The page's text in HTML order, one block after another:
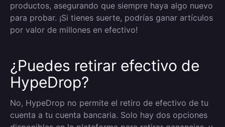
productos, asegurando que siempre haya algo nuevo
para probar. ¡Si tienes suerte, podrías ganar artículos
por valor de millones en efectivo!
¿Puedes retirar efectivo de
HypeDrop?
No, HypeDrop no permite el retiro de efectivo de tu
cuenta a tu cuenta bancaria. Solo hay dos opciones